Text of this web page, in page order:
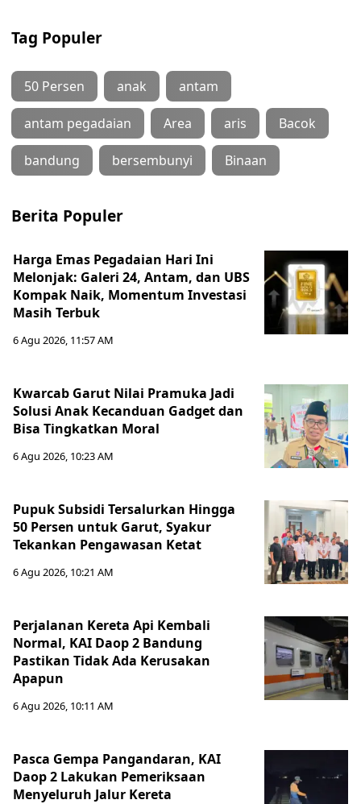
Tag Populer
50 Persen anak antam
antam pegadaian Area aris Bacok
bandung bersembunyi Binaan
Berita Populer
Harga Emas Pegadaian Hari Ini
Melonjak: Galeri 24, Antam, dan UBS
Kompak Naik, Momentum Investasi
Masih Terbuk
6 Agu 2026, 11:57 AM
Kwarcab Garut Nilai Pramuka Jadi
Solusi Anak Kecanduan Gadget dan
Bisa Tingkatkan Moral
6 Agu 2026, 10:23 AM
Pupuk Subsidi Tersalurkan Hingga
50 Persen untuk Garut, Syakur
Tekankan Pengawasan Ketat
6 Agu 2026, 10:21 AM
Perjalanan Kereta Api Kembali
Normal, KAI Daop 2 Bandung
Pastikan Tidak Ada Kerusakan
Apapun
6 Agu 2026, 10:11 AM
Pasca Gempa Pangandaran, KAI
Daop 2 Lakukan Pemeriksaan
Menyeluruh Jalur Kereta